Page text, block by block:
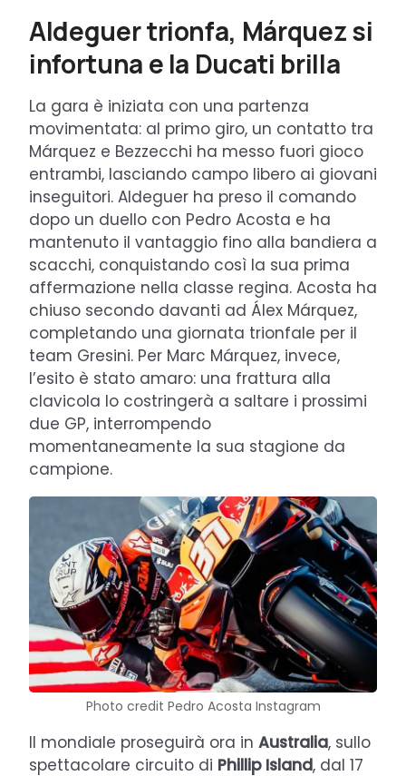
Aldeguer trionfa, Márquez si
infortuna e la Ducati brilla
La gara è iniziata con una partenza
movimentata: al primo giro, un contatto tra
Márquez e Bezzecchi ha messo fuori gioco
entrambi, lasciando campo libero ai giovani
inseguitori. Aldeguer ha preso il comando
dopo un duello con Pedro Acosta e ha
mantenuto il vantaggio fino alla bandiera a
scacchi, conquistando così la sua prima
affermazione nella classe regina. Acosta ha
chiuso secondo davanti ad Álex Márquez,
completando una giornata trionfale per il
team Gresini. Per Marc Márquez, invece,
l’esito è stato amaro: una frattura alla
clavicola lo costringerà a saltare i prossimi
due GP, interrompendo
momentaneamente la sua stagione da
campione.
Photo credit Pedro Acosta Instagram
Il mondiale proseguirà ora in Australia, sullo
spettacolare circuito di Phillip Island, dal 17